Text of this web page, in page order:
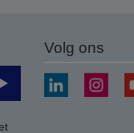
Verzenden
Volg ons